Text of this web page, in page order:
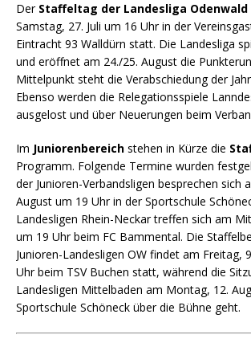
Der Staffeltag der Landesliga Odenwald
Samstag, 27. Juli um 16 Uhr in der
Eintracht 93 Walldürn statt. Die Landesliga
und eröffnet am 24./25. August die
Mittelpunkt steht die Verabschiedung der
Ebenso werden die Relegationsspiele
ausgelost und über Neuerungen beim
Im Juniorenbereich stehen in Kürze die
Programm. Folgende Termine wurden
der Junioren-Verbandsligen besprechen sich
August um 19 Uhr in der Sportschule
Landesligen Rhein-Neckar treffen sich am
um 19 Uhr beim FC Bammental. Die
Junioren-Landesligen OW findet am Freitag,
Uhr beim TSV Buchen statt, während die
Landesligen Mittelbaden am Montag, 12.
Sportschule Schöneck über die Bühne geht.